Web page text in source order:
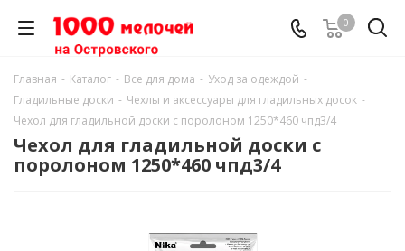
0
Главная - Каталог - Все для дома - Уход за одеждой -
Гладильные доски - Чехлы и аксессуары для гладильных досок -
Чехол для гладильной доски с поролоном 1250*460 чпд3/4
Чехол для гладильной доски с
поролоном 1250*460 чпд3/4